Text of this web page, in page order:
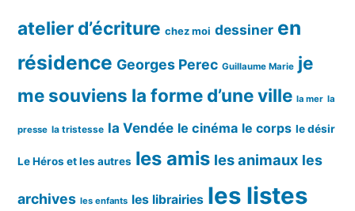
atelier d’écriture chez moi dessiner en
résidence Georges Perec Guillaume Marie je
me souviens la forme d’une ville la mer la
presse la tristesse la Vendée le cinéma le corps le désir
Le Héros et les autres les amis les animaux les
archives les enfants les librairies les listes